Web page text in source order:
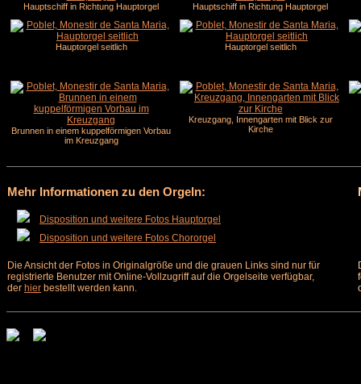
Hauptschiff in Richtung Hauptorgel Hauptschiff in Richtung Hauptorgel
Hauptorgel seitlich Hauptorgel seitlich
Brunnen in einem kuppelförmigen Vorbau
im Kreuzgang
Kreuzgang, Innengarten mit Blick zur
Kirche
Mehr Informationen zu den Orgeln:
Disposition und weitere Fotos Hauptorgel
Disposition und weitere Fotos Chororgel
Die Ansicht der Fotos in Originalgröße und die grauen Links sind nur für
registrierte Benutzer mit Online-Vollzugriff auf die Orgelseite verfügbar,
der hier bestellt werden kann.